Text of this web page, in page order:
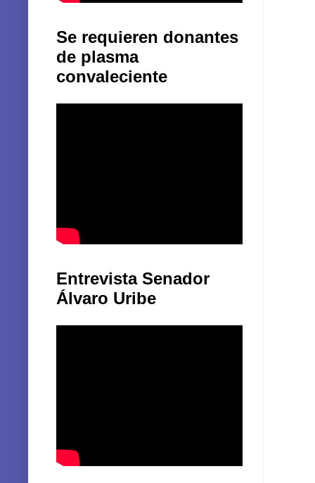
Se requieren donantes
de plasma
convaleciente
Entrevista Senador
Álvaro Uribe